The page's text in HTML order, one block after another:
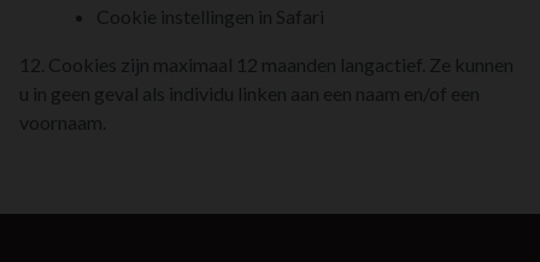
Cookie instellingen in Safari
12. Cookies zijn maximaal 12 maanden langactief. Ze kunnen
u in geen geval als individu linken aan een naam en/of een
voornaam.